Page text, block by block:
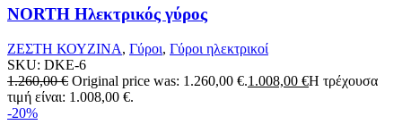
NORTH Ηλεκτρικός γύρος
ΖΕΣΤΗ ΚΟΥΖΙΝΑ, Γύροι, Γύροι ηλεκτρικοί
SKU: DKE-6
1.260,00€ Original price was: 1.260,00 €.1.008,00 €Η τρέχουσα
τιμή είναι: 1.008,00 €.
-20%